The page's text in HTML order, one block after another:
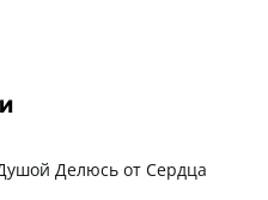
Делюсь от Сердца